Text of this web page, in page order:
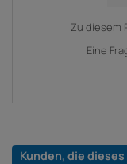
Zu diesem
Eine
Kunden, die